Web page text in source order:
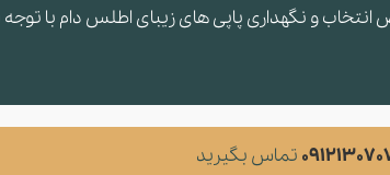
و نگهداری پاپی های زیبای اطلس دام با توجه به
تماس بگیرید